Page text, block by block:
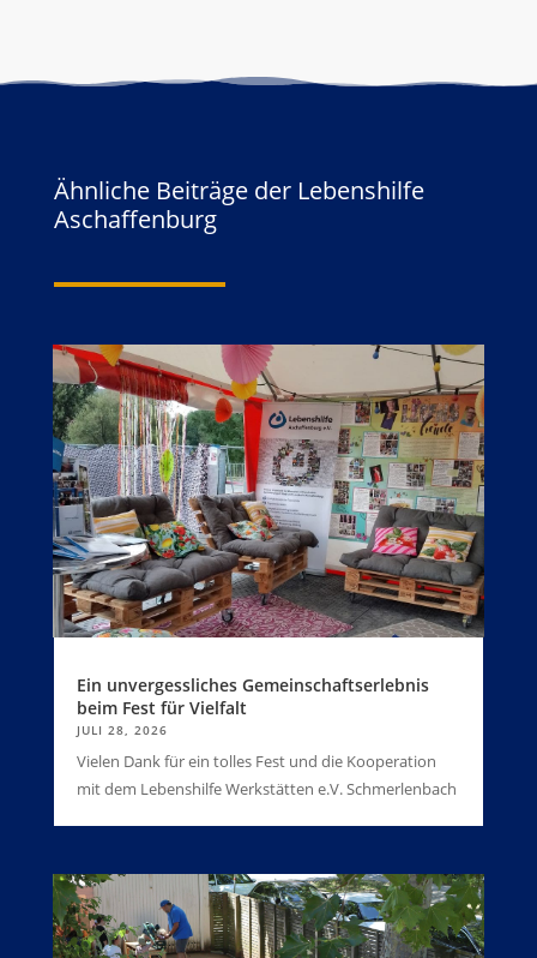
Ähnliche Beiträge der Lebenshilfe
Aschaffenburg
Ein unvergessliches Gemeinschaftserlebnis
beim Fest für Vielfalt
JULI 28, 2026
Vielen Dank für ein tolles Fest und die Kooperation
mit dem Lebenshilfe Werkstätten e.V. Schmerlenbach